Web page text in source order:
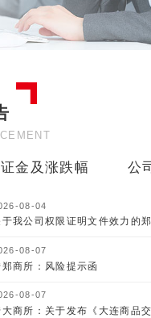
金及涨跌幅 公
08-04
于我公司权限证明文件效力的
08-07
郑商所：风险提示函
08-07
大商所：关于发布《大连商品